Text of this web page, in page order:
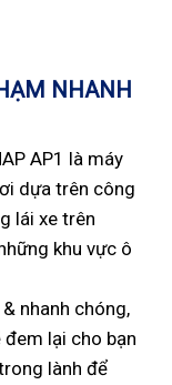
NHANH
AP1 là máy
dựa trên công
lái xe trên
khu vực ô
nhanh chóng,
đem lại cho bạn
lành để